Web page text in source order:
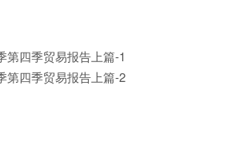
第四季贸易报告上篇-1
第四季贸易报告上篇-2